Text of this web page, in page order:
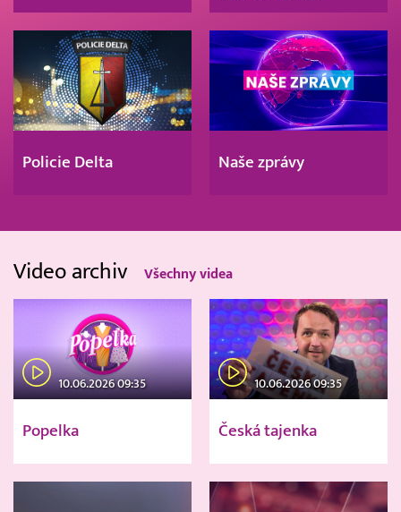
Policie Delta Naše zprávy
Video archiv Všechny videa
10.06.2026 09:35
Popelka
10.06.2026 09:35
Česká tajenka